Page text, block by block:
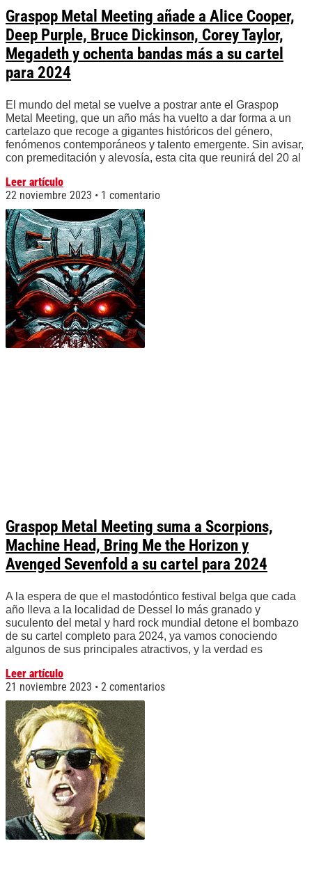
Graspop Metal Meeting añade a Alice Cooper,
Deep Purple, Bruce Dickinson, Corey Taylor,
Megadeth y ochenta bandas más a su cartel
para 2024
El mundo del metal se vuelve a postrar ante el Graspop
Metal Meeting, que un año más ha vuelto a dar forma a un
cartelazo que recoge a gigantes históricos del género,
fenómenos contemporáneos y talento emergente. Sin avisar,
con premeditación y alevosía, esta cita que reunirá del 20 al
Leer artículo
22 noviembre 2023
1 comentario
Graspop Metal Meeting suma a Scorpions,
Machine Head, Bring Me the Horizon y
Avenged Sevenfold a su cartel para 2024
A la espera de que el mastodóntico festival belga que cada
año lleva a la localidad de Dessel lo más granado y
suculento del metal y hard rock mundial detone el bombazo
de su cartel completo para 2024, ya vamos conociendo
algunos de sus principales atractivos, y la verdad es
Leer artículo
21 noviembre 2023
2 comentarios